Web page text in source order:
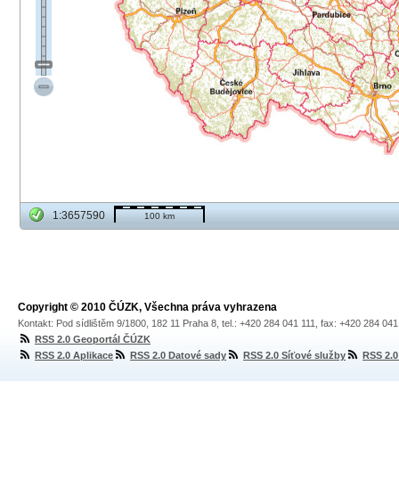
1:3657590 100 km
Copyright © 2010 ČÚZK, Všechna práva vyhrazena
Kontakt: Pod sídlištěm 9/1800, 182 11 Praha 8, tel.: +420 284 041 111, fax: +420 284
RSS 2.0 Geoportál ČÚZK
RSS 2.0 Aplikace
RSS 2.0 Datové sady RSS 2.0 Síťové služby RSS